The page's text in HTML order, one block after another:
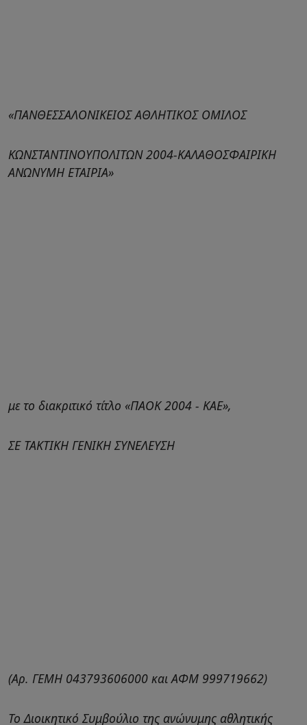
«ΠΑΝΘΕΣΣΑΛΟΝΙΚΕΙΟΣ ΑΘΛΗΤΙΚΟΣ ΟΜΙΛΟΣ
ΚΩΝΣΤΑΝΤΙΝΟΥΠΟΛΙΤΩΝ 2004-ΚΑΛΑΘΟΣΦΑΙΡΙΚΗ
ΑΝΩΝΥΜΗ ΕΤΑΙΡΙΑ»
με το διακριτικό τίτλο «ΠΑΟΚ 2004 - ΚΑΕ»,
ΣΕ ΤΑΚΤΙΚΗ ΓΕΝΙΚΗ ΣΥΝΕΛΕΥΣΗ
(Αρ. ΓΕΜΗ 043793606000 και ΑΦΜ 999719662)
Το Διοικητικό Συμβούλιο της ανώνυμης αθλητικής